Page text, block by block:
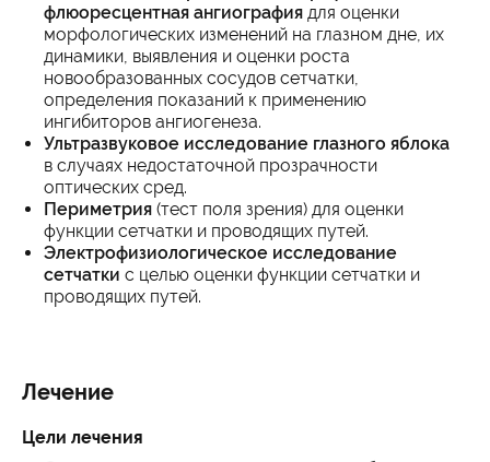
флюоресцентная ангиография для оценки
морфологических изменений на глазном дне, их
динамики, выявления и оценки роста
новообразованных сосудов сетчатки,
определения показаний к применению
ингибиторов ангиогенеза.
Ультразвуковое исследование глазного яблока
в случаях недостаточной прозрачности
оптических сред.
Периметрия (тест поля зрения) для оценки
функции сетчатки и проводящих путей.
Электрофизиологическое исследование
сетчатки с целью оценки функции сетчатки и
проводящих путей.
Лечение
Цели лечения